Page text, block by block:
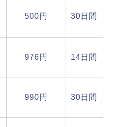
500円 30日間
976円 14日間
990円 30日間